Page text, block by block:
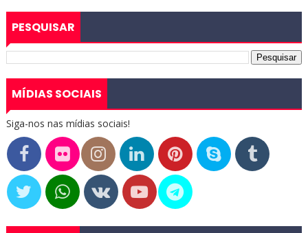
PESQUISAR
MÍDIAS SOCIAIS
Siga-nos nas mídias sociais!